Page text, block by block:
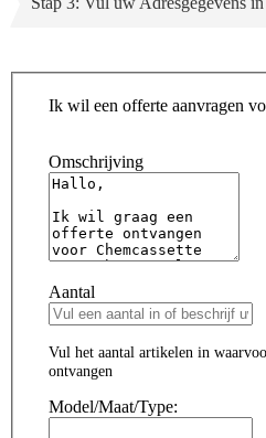
Ik wil een offerte aanvragen
Omschrijving
Aantal
Vul het aantal artikelen in
ontvangen
Model/Maat/Type: